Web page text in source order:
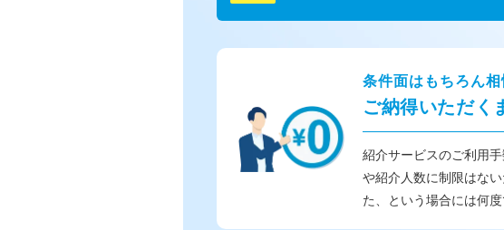
条件面はもちろん相
ご納得いただく
紹介サービスのご利用
や紹介人数に制限はな
た、という場合には何